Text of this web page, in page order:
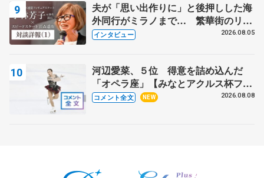
夫が「思い出作りに」と後押しした海
外同行がミラノまで… 繁華街のリン
クでは不良のお兄さんも味方に 小林
インタビュー 2026.08.05
河辺愛菜、５位 得意を詰め込んだ
「オペラ座」【みなとアクルス杯フリ
ー】
コメント全文 NEW 2026.08.08